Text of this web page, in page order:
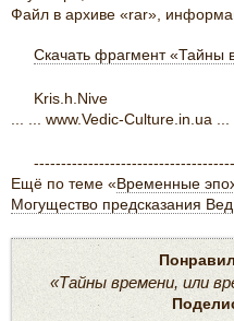
Файл в архиве «rar»,
Скачать фрагмент «Тайны
Kris.h.Nive
... ... www.Vedic-Culture.in.ua ...
-------------------------------------
Ещё по теме «Временные
Могущество предсказания Вед
«Тайны времени, или